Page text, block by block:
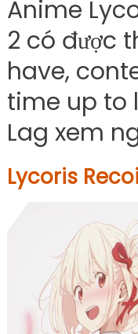
Anime
2 có được
have,
time up to
Lag xem
Lycoris